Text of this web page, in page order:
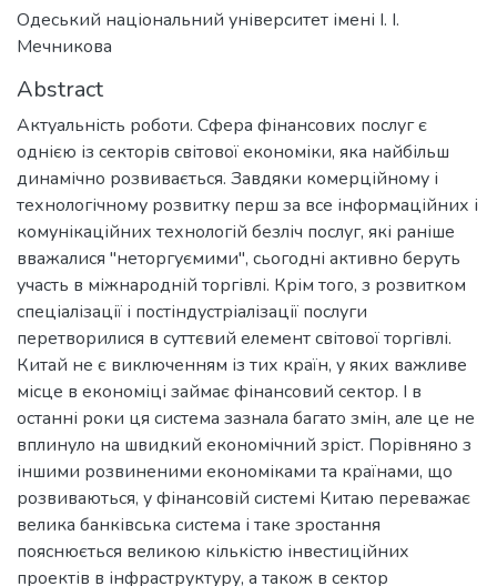
Одеський національний університет імені І. І.
Мечникова
Abstract
Актуальність роботи. Сфера фінансових послуг є
однією із секторів світової економіки, яка найбільш
динамічно розвивається. Завдяки комерційному і
технологічному розвитку перш за все інформаційних і
комунікаційних технологій безліч послуг, які раніше
вважалися "неторгуємими", сьогодні активно беруть
участь в міжнародній торгівлі. Крім того, з розвитком
спеціалізації і постіндустріалізації послуги
перетворилися в суттєвий елемент світової торгівлі.
Китай не є виключенням із тих країн, у яких важливе
місце в економіці займає фінансовий сектор. І в
останні роки ця система зазнала багато змін, але це не
вплинуло на швидкий економічний зріст. Порівняно з
іншими розвиненими економіками та країнами, що
розвиваються, у фінансовій системі Китаю переважає
велика банківська система і таке зростання
пояснюється великою кількістю інвестиційних
проектів в інфраструктуру, а також в сектор